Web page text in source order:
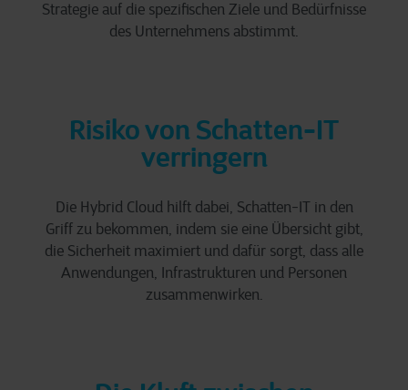
Strategie auf die spezifischen Ziele und Bedürfnisse
des Unternehmens abstimmt.
Risiko von Schatten-IT
verringern
Die Hybrid Cloud hilft dabei, Schatten-IT in den
Griff zu bekommen, indem sie eine Übersicht gibt,
die Sicherheit maximiert und dafür sorgt, dass alle
Anwendungen, Infrastrukturen und Personen
zusammenwirken.